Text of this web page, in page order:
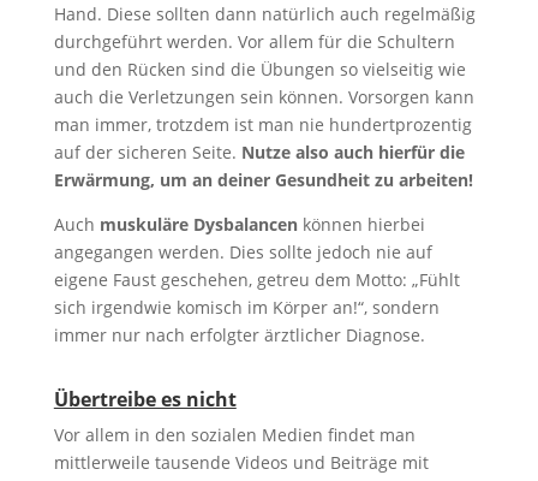
Hand. Diese sollten dann natürlich auch regelmäßig
durchgeführt werden. Vor allem für die Schultern
und den Rücken sind die Übungen so vielseitig wie
auch die Verletzungen sein können. Vorsorgen kann
man immer, trotzdem ist man nie hundertprozentig
auf der sicheren Seite. Nutze also auch hierfür die
Erwärmung, um an deiner Gesundheit zu arbeiten!
Auch muskuläre Dysbalancen können hierbei
angegangen werden. Dies sollte jedoch nie auf
eigene Faust geschehen, getreu dem Motto: „Fühlt
sich irgendwie komisch im Körper an!“, sondern
immer nur nach erfolgter ärztlicher Diagnose.
Übertreibe es nicht
Vor allem in den sozialen Medien findet man
mittlerweile tausende Videos und Beiträge mit